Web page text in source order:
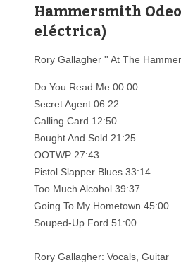
Hammersmith
eléctrica)
Rory Gallagher '' At The
Do You Read Me 00:00
Secret Agent 06:22
Calling Card 12:50
Bought And Sold 21:25
OOTWP 27:43
Pistol Slapper Blues 33:14
Too Much Alcohol 39:37
Going To My Hometown 45:00
Souped-Up Ford 51:00
Rory Gallagher: Vocals, Guitar